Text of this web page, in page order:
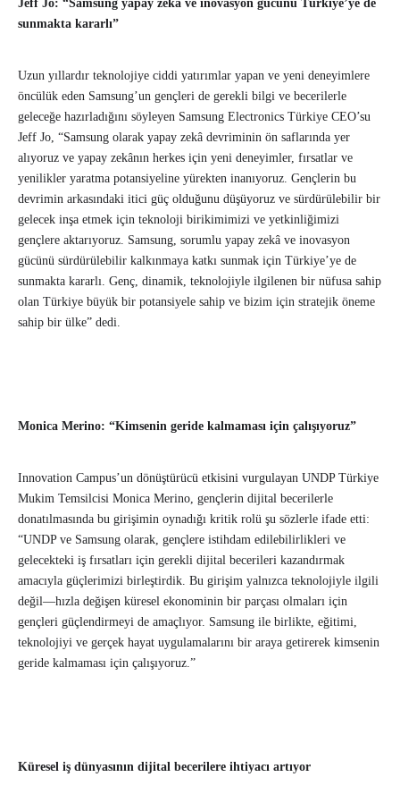
Jeff Jo: “Samsung yapay zekâ ve inovasyon gücünü Türkiye’ye de
sunmakta kararlı”
Uzun yıllardır teknolojiye ciddi yatırımlar yapan ve yeni deneyimlere
öncülük eden Samsung’un gençleri de gerekli bilgi ve becerilerle
geleceğe hazırladığını söyleyen Samsung Electronics Türkiye CEO’su
Jeff Jo, “Samsung olarak yapay zekâ devriminin ön saflarında yer
alıyoruz ve yapay zekânın herkes için yeni deneyimler, fırsatlar ve
yenilikler yaratma potansiyeline yürekten inanıyoruz. Gençlerin bu
devrimin arkasındaki itici güç olduğunu düşüyoruz ve sürdürülebilir bir
gelecek inşa etmek için teknoloji birikimimizi ve yetkinliğimizi
gençlere aktarıyoruz. Samsung, sorumlu yapay zekâ ve inovasyon
gücünü sürdürülebilir kalkınmaya katkı sunmak için Türkiye’ye de
sunmakta kararlı. Genç, dinamik, teknolojiyle ilgilenen bir nüfusa sahip
olan Türkiye büyük bir potansiyele sahip ve bizim için stratejik öneme
sahip bir ülke” dedi.
Monica Merino: “Kimsenin geride kalmaması için çalışıyoruz”
Innovation Campus’un dönüştürücü etkisini vurgulayan UNDP Türkiye
Mukim Temsilcisi Monica Merino, gençlerin dijital becerilerle
donatılmasında bu girişimin oynadığı kritik rolü şu sözlerle ifade etti:
“UNDP ve Samsung olarak, gençlere istihdam edilebilirlikleri ve
gelecekteki iş fırsatları için gerekli dijital becerileri kazandırmak
amacıyla güçlerimizi birleştirdik. Bu girişim yalnızca teknolojiyle ilgili
değil—hızla değişen küresel ekonominin bir parçası olmaları için
gençleri güçlendirmeyi de amaçlıyor. Samsung ile birlikte, eğitimi,
teknolojiyi ve gerçek hayat uygulamalarını bir araya getirerek kimsenin
geride kalmaması için çalışıyoruz.”
Küresel iş dünyasının dijital becerilere ihtiyacı artıyor